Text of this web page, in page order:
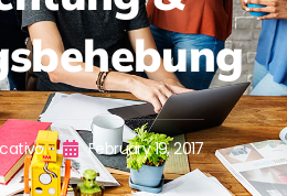
February 19, 2017